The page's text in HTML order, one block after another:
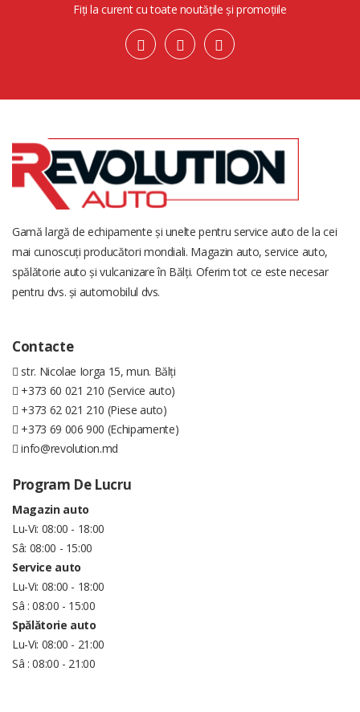
Fiți la curent cu toate noutățile și promoțiile
Gamă largă de echipamente și unelte pentru service auto de la cei
mai cunoscuți producători mondiali. Magazin auto, service auto,
spălătorie auto și vulcanizare în Bălți. Oferim tot ce este necesar
pentru dvs. și automobilul dvs.
Contacte
str. Nicolae Iorga 15, mun. Bălți
+373 60 021 210 (Service auto)
+373 62 021 210 (Piese auto)
+373 69 006 900 (Echipamente)
info@revolution.md
Program De Lucru
Magazin auto
Lu-Vi: 08:00 - 18:00
Sâ: 08:00 - 15:00
Service auto
Lu-Vi: 08:00 - 18:00
Sâ : 08:00 - 15:00
Spălătorie auto
Lu-Vi: 08:00 - 21:00
Sâ : 08:00 - 21:00